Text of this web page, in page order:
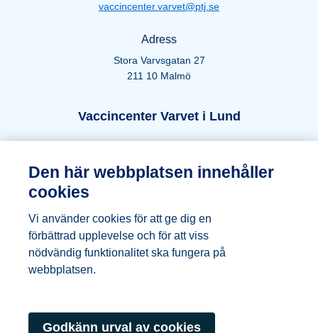
Den här webbplatsen innehåller
cookies
Vi använder cookies för att ge dig en
förbättrad upplevelse och för att viss
nödvändig funktionalitet ska fungera på
webbplatsen.
Godkänn urval av cookies
vaccincenter.varvet@ptj.se
Adress
Stora Varvsgatan 27
211 10 Malmö
Öppettider Lund
Vaccincenter Varvet i Lund
046-271 66 44
vaccincenter.varvet@ptj.se
Adress